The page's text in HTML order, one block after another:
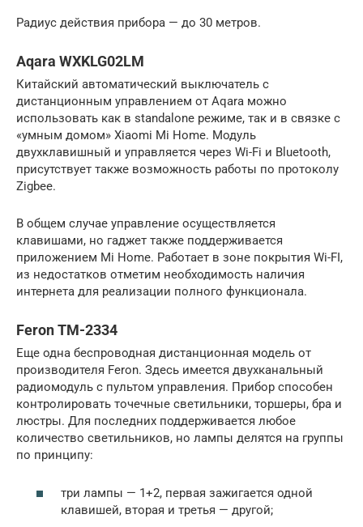
Радиус действия прибора — до 30 метров.
Aqara WXKLG02LM
Китайский автоматический выключатель с
дистанционным управлением от Aqara можно
использовать как в standalone режиме, так и в связке с
«умным домом» Xiaomi Mi Home. Модуль
двухклавишный и управляется через Wi-Fi и Bluetooth,
присутствует также возможность работы по протоколу
Zigbee.
В общем случае управление осуществляется
клавишами, но гаджет также поддерживается
приложением Mi Home. Работает в зоне покрытия Wi-FI,
из недостатков отметим необходимость наличия
интернета для реализации полного функционала.
Feron TM-2334
Еще одна беспроводная дистанционная модель от
производителя Feron. Здесь имеется двухканальный
радиомодуль с пультом управления. Прибор способен
контролировать точечные светильники, торшеры, бра и
люстры. Для последних поддерживается любое
количество светильников, но лампы делятся на группы
по принципу:
три лампы — 1+2, первая зажигается одной
клавишей, вторая и третья — другой;